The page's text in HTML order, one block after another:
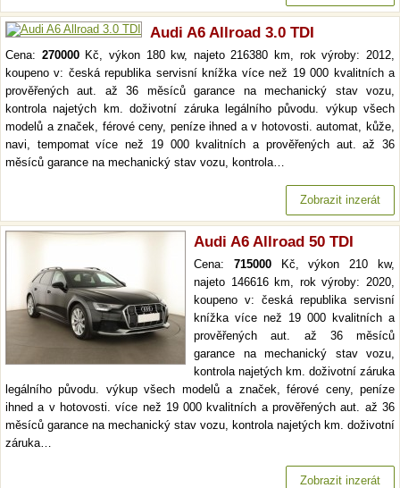
Audi A6 Allroad 3.0 TDI
Cena: 270000Kč, výkon 180 kw, najeto 216380 km, rok výroby: 2012,
koupeno v: česká republika servisní knížka více než 19 000 kvalitních a
prověřených aut. až 36 měsíců garance na mechanický stav vozu,
kontrola najetých km. doživotní záruka legálního původu. výkup všech
modelů a značek, férové ceny, peníze ihned a v hotovosti. automat, kůže,
navi, tempomat více než 19 000 kvalitních a prověřených aut. až 36
měsíců garance na mechanický stav vozu, kontrola…
Zobrazit inzerát
Audi A6 Allroad 50 TDI
Cena: 715000Kč, výkon 210 kw,
najeto 146616 km, rok výroby: 2020,
koupeno v: česká republika servisní
knížka více než 19 000 kvalitních a
prověřených aut. až 36 měsíců
garance na mechanický stav vozu,
kontrola najetých km. doživotní záruka
legálního původu. výkup všech modelů a značek, férové ceny, peníze
ihned a v hotovosti. více než 19 000 kvalitních a prověřených aut. až 36
měsíců garance na mechanický stav vozu, kontrola najetých km. doživotní
záruka…
Zobrazit inzerát